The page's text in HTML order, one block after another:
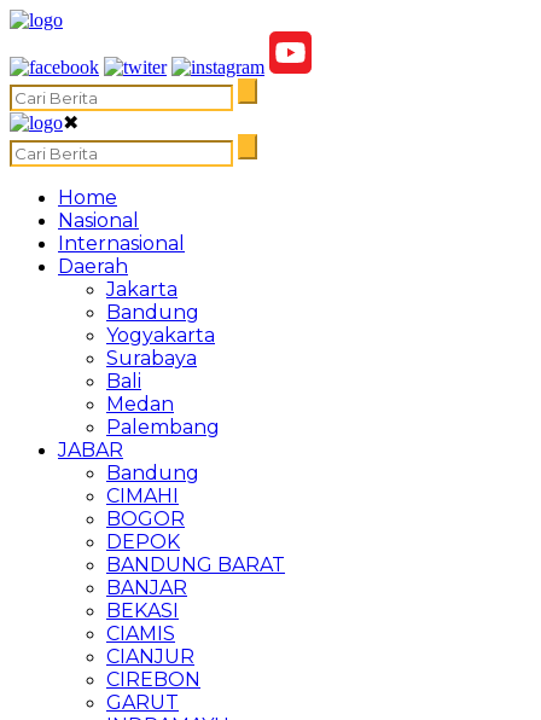
✖
Home
Nasional
Internasional
Daerah
Jakarta
Bandung
Yogyakarta
Surabaya
Bali
Medan
Palembang
JABAR
Bandung
CIMAHI
BOGOR
DEPOK
BANDUNG BARAT
BANJAR
BEKASI
CIAMIS
CIANJUR
CIREBON
GARUT